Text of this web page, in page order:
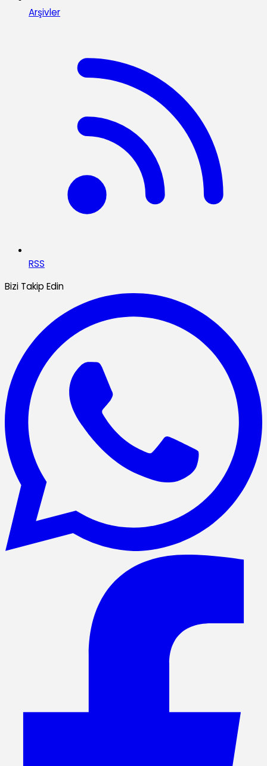
Arşivler
RSS
Bizi Takip Edin